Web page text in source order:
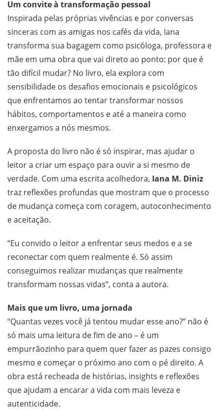
Um convite à transformação pessoal
Inspirada pelas próprias vivências e por conversas
sinceras com as amigas nos cafés da vida, Iana
transforma sua bagagem como psicóloga, professora e
mãe em uma obra que vai direto ao ponto: por que é
tão difícil mudar? No livro, ela explora com
sensibilidade os desafios emocionais e psicológicos
que enfrentamos ao tentar transformar nossos
hábitos, comportamentos e até a maneira como
enxergamos a nós mesmos.
A proposta do livro não é só inspirar, mas ajudar o
leitor a criar um espaço para ouvir a si mesmo de
verdade. Com uma escrita acolhedora, Iana M. Diniz
traz reflexões profundas que mostram que o processo
de mudança começa com coragem, autoconhecimento
e aceitação.
“Eu convido o leitor a enfrentar seus medos e a se
reconectar com quem realmente é. Só assim
conseguimos realizar mudanças que realmente
transformam nossas vidas”, conta a autora.
Mais que um livro, uma jornada
“Quantas vezes você já tentou mudar esse ano?” não é
só mais uma leitura de fim de ano – é um
empurrãozinho para quem quer fazer as pazes consigo
mesmo e começar o próximo ano com o pé direito. A
obra está recheada de histórias, insights e reflexões
que ajudam a encarar a vida com mais leveza e
autenticidade.